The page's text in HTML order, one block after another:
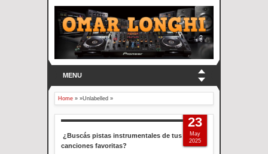
MENU
Home » »Unlabelled »
¿Buscás pistas instrumentales de tus
canciones favoritas?
23
May
2025